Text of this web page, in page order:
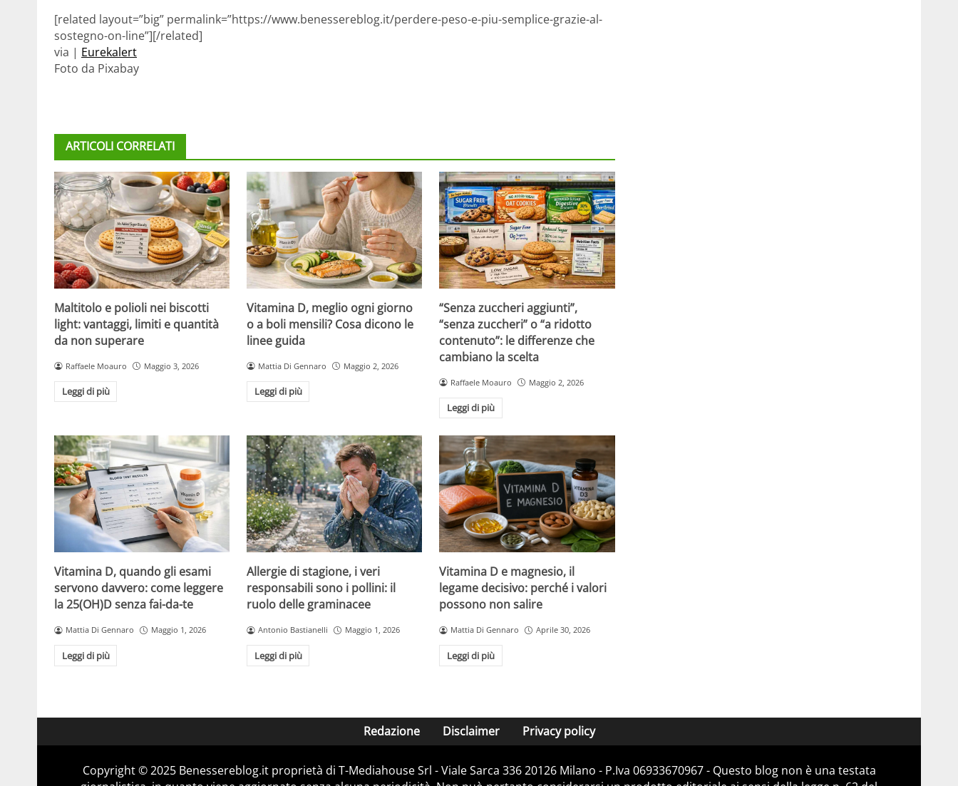
[related layout=”big” permalink=”https://www.benessereblog.it/perdere-peso-e-piu-semplice-grazie-al-
sostegno-on-line”][/related]
via | Eurekalert
Foto da Pixabay
ARTICOLI CORRELATI
Maltitolo e polioli nei biscotti
light: vantaggi, limiti e quantità
da non superare
Raffaele Moauro Maggio 3, 2026
Leggi di più
Vitamina D, meglio ogni giorno
o a boli mensili? Cosa dicono le
linee guida
Mattia Di Gennaro Maggio 2, 2026
Leggi di più
“Senza zuccheri aggiunti”,
“senza zuccheri” o “a ridotto
contenuto”: le differenze che
cambiano la scelta
Raffaele Moauro Maggio 2, 2026
Leggi di più
Vitamina D, quando gli esami
servono davvero: come leggere
la 25(OH)D senza fai-da-te
Mattia Di Gennaro Maggio 1, 2026
Leggi di più
Allergie di stagione, i veri
responsabili sono i pollini: il
ruolo delle graminacee
Antonio Bastianelli Maggio 1, 2026
Leggi di più
Vitamina D e magnesio, il
legame decisivo: perché i valori
possono non salire
Mattia Di Gennaro Aprile 30, 2026
Leggi di più
Redazione Disclaimer Privacy policy
Copyright © 2025 Benessereblog.it proprietà di T-Mediahouse Srl - Viale Sarca 336 20126 Milano - P.Iva 06933670967 - Questo blog non è una testata